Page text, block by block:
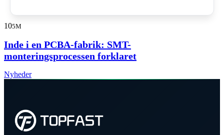
105M
Inde i en PCBA-fabrik: SMT-
monteringsprocessen forklaret
Nyheder